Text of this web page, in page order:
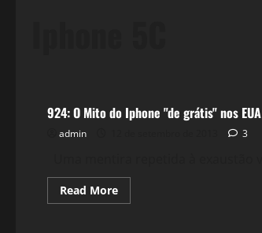
924: O Mito do Iphone "de grátis" nos EUA
admin 3
Read MoreRead
more